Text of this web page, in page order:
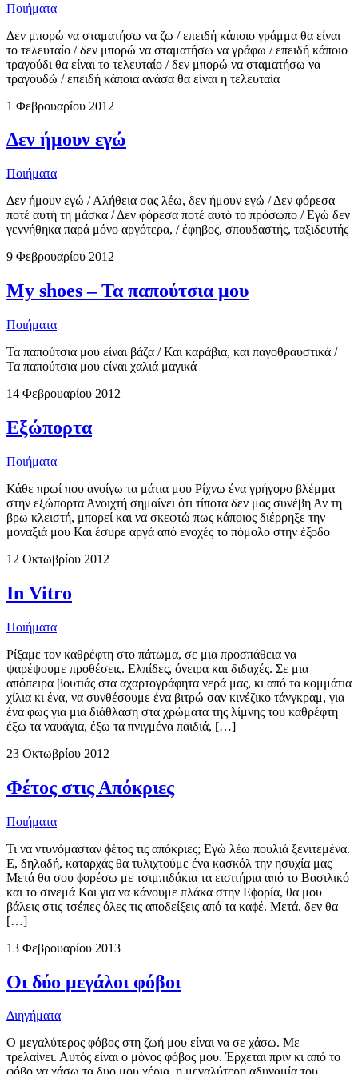
Ποιήματα
Δεν μπορώ να σταματήσω να ζω / επειδή κάποιο γράμμα θα είναι
το τελευταίο / δεν μπορώ να σταματήσω να γράφω / επειδή κάποιο
τραγούδι θα είναι το τελευταίο / δεν μπορώ να σταματήσω να
τραγουδώ / επειδή κάποια ανάσα θα είναι η τελευταία
1 Φεβρουαρίου 2012
Δεν ήμουν εγώ
Ποιήματα
Δεν ήμουν εγώ / Αλήθεια σας λέω, δεν ήμουν εγώ / Δεν φόρεσα
ποτέ αυτή τη μάσκα / Δεν φόρεσα ποτέ αυτό το πρόσωπο / Εγώ δεν
γεννήθηκα παρά μόνο αργότερα, / έφηβος, σπουδαστής, ταξιδευτής
9 Φεβρουαρίου 2012
My shoes – Τα παπούτσια μου
Ποιήματα
Τα παπούτσια μου είναι βάζα / Και καράβια, και παγοθραυστικά /
Τα παπούτσια μου είναι χαλιά μαγικά
14 Φεβρουαρίου 2012
Εξώπορτα
Ποιήματα
Κάθε πρωί που ανοίγω τα μάτια μου Ρίχνω ένα γρήγορο βλέμμα
στην εξώπορτα Ανοιχτή σημαίνει ότι τίποτα δεν μας συνέβη Αν τη
βρω κλειστή, μπορεί και να σκεφτώ πως κάποιος διέρρηξε την
μοναξιά μου Και έσυρε αργά από ενοχές το πόμολο στην έξοδο
12 Οκτωβρίου 2012
In Vitro
Ποιήματα
Ρίξαμε τον καθρέφτη στο πάτωμα, σε μια προσπάθεια να
ψαρέψουμε προθέσεις. Ελπίδες, όνειρα και διδαχές. Σε μια
απόπειρα βουτιάς στα αχαρτογράφητα νερά μας, κι από τα κομμάτια
χίλια κι ένα, να συνθέσουμε ένα βιτρώ σαν κινέζικο τάνγκραμ, για
ένα φως για μια διάθλαση στα χρώματα της λίμνης του καθρέφτη
έξω τα ναυάγια, έξω τα πνιγμένα παιδιά, […]
23 Οκτωβρίου 2012
Φέτος στις Απόκριες
Ποιήματα
Τι να ντυνόμασταν ϕέτος τις απόκριες; Εγώ λέω πουλιά ξενιτεμένα.
Ε, δηλαδή, καταρχάς θα τυλιχτούμε ένα κασκόλ την ησυχία μας
Μετά θα σου ϕορέσω με τσιμπιδάκια τα εισιτήρια από το Βασιλικό
και το σινεμά Και για να κάνουμε πλάκα στην Εϕορία, θα μου
βάλεις στις τσέπες όλες τις αποδείξεις από τα καϕέ. Μετά, δεν θα
[…]
13 Φεβρουαρίου 2013
Οι δύο μεγάλοι φόβοι
Διηγήματα
Ο μεγαλύτερος φόβος στη ζωή μου είναι να σε χάσω. Με
τρελαίνει. Αυτός είναι ο μόνος φόβος μου. Έρχεται πριν κι από το